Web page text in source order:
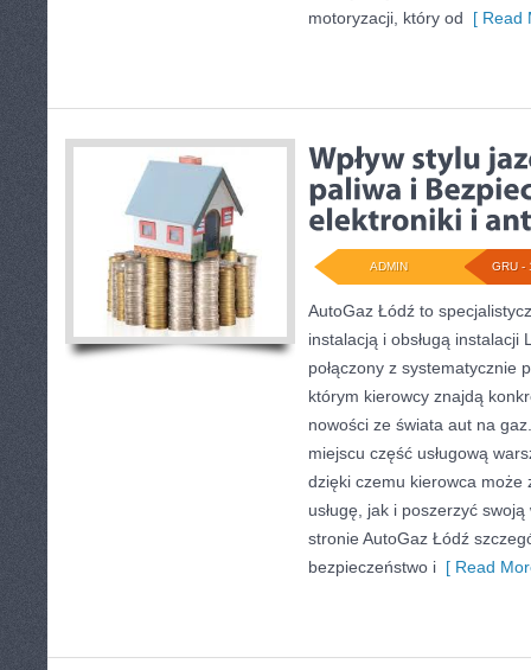
motoryzacji, który od [ Read
GRU -
ADMIN
AutoGaz Łódź to
instalacją i obsługą instalacji
połączony z systematycznie
którym kierowcy znajdą
nowości ze świata aut na
miejscu część usługową
dzięki czemu kierowca może
usługę, jak i poszerzyć
stronie AutoGaz Łódź
bezpieczeństwo i [ Read